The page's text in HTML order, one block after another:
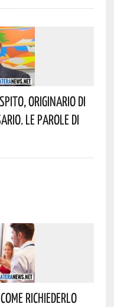
Originario Di
Le Parole Di
Richiederlo